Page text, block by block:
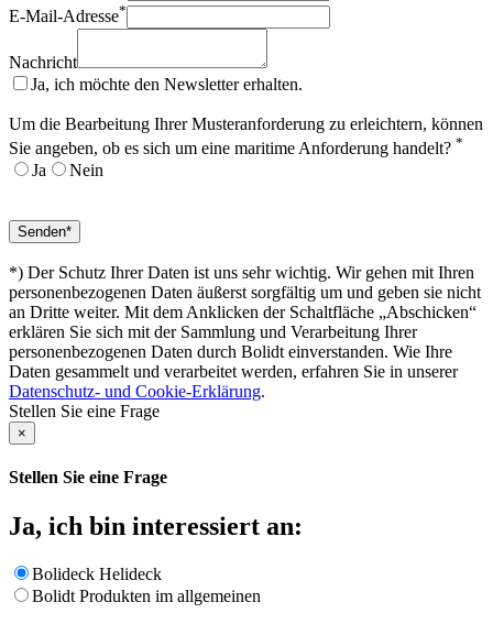
E-Mail-Adresse*
Nachricht
Ja, ich möchte den Newsletter erhalten.
Um die Bearbeitung Ihrer Musteranforderung zu erleichtern, können
Sie angeben, ob es sich um eine maritime Anforderung handelt? *
Ja Nein
*) Der Schutz Ihrer Daten ist uns sehr wichtig. Wir gehen mit Ihren
personenbezogenen Daten äußerst sorgfältig um und geben sie nicht
an Dritte weiter. Mit dem Anklicken der Schaltfläche „Abschicken“
erklären Sie sich mit der Sammlung und Verarbeitung Ihrer
personenbezogenen Daten durch Bolidt einverstanden. Wie Ihre
Daten gesammelt und verarbeitet werden, erfahren Sie in unserer
Datenschutz- und Cookie-Erklärung.
Stellen Sie eine Frage
×
Stellen Sie eine Frage
Ja, ich bin interessiert an:
Bolideck Helideck
Bolidt Produkten im allgemeinen